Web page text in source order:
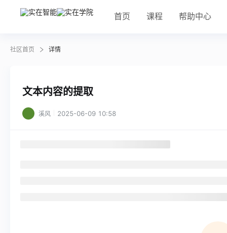
首页 课程 帮助中心
社区首页 详情
文本内容的提取
溪风 2025-06-09 10:58